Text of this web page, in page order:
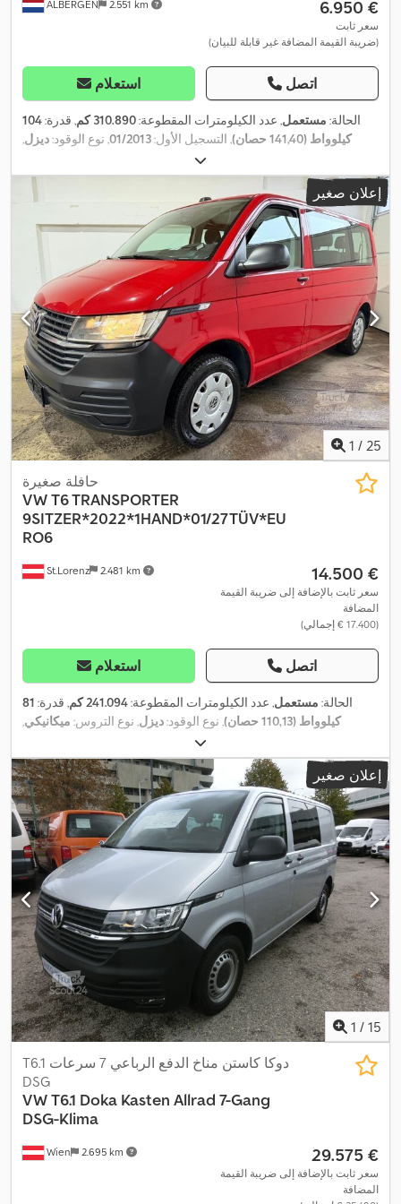
ALBERGEN 2.551 km ‏6.950 €
سعر ثابت
(ضريبة القيمة المضافة غير قابلة للبيان)
استعلام اتصل
الحالة: مستعمل, عدد الكيلومترات المقطوعة:310.890 كم , قدرة:104
كيلوواط (141,40 حصان)
, التسجيل الأول:01/2013, نوع الوقود:ديزل,
, وقود:ديزل
الوقود:80 ل , لون:أبيض, نوع التروس:تلقائي, عدد التروس:7, فئة
الانبعاثات:يورو 5 , عدد المقاعد:
أضواء
الضباب, باب منزلق, برنامج الثبات الإلكتروني (ESP), تاريخ خدمة كامل,
تكييف الهواء, تنظيم النوافذ الكهربائي, توجيه معزز بالطاقة, قفل
مركزي, كمبيوتر على متن المركبة, مثبت السرعة, مرشح السخام, نظام
التحكم في الجر, نظام الفرامل المانعة للانغلاق (ABS), وسادة هوائية,
وصلات المقطورة,
إعلان صغير
1 / 25
St.Lorenz 2.481 km
حافلة صغيرة
VWT6 TRANSPORTER
9SITZER*2022*1HAND*01/27TÜV*EU
RO6
‏14.500 €
سعر ثابت بالإضافة إلى ضريبة القيمة
المضافة
(‏17.400 € إجمالي)
استعلام اتصل
الحالة: مستعمل, عدد الكيلومترات المقطوعة:241.094 كم , قدرة: 81
كيلوواط (110,13 حصان)
, نوع الوقود:ديزل , نوع التروس: ميكانيكي
التسجيل الأول:
يورو 6 , لون:أحمر, عدد المقاعد:9, معدات:برنامج الثبات الإلكتروني
(ESP), تكييف الهواء, مرشح السخام, نظام الفرامل المانعة للانغلاق
(ABS),
إعلان صغير
1 / 15
Wien 2.695 km
T6.1 دوكا كاستن مناخ الدفع الرباعي 7 سرعات
DSG
VWT6.1 Doka Kasten Allrad 7-Gang
DSG-Klima
‏29.575 €
سعر ثابت بالإضافة إلى ضريبة القيمة
المضافة